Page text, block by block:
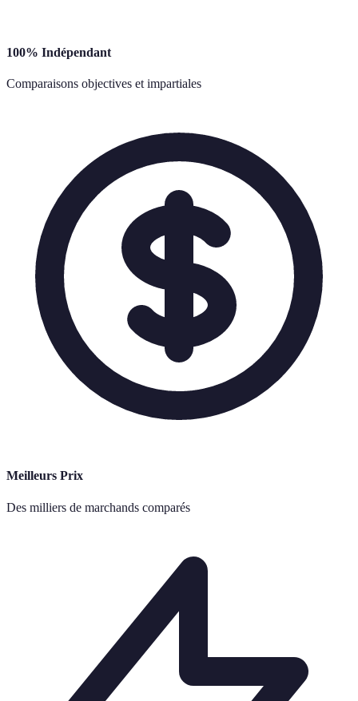
100% Indépendant
Comparaisons objectives et impartiales
Meilleurs Prix
Des milliers de marchands comparés